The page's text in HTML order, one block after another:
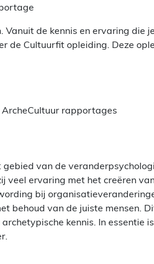
de kennis en ervaring die
de Cultuurfit opleiding. Deze
rapportages
van de
veel ervaring met het creëren
bij
behoud van de juiste mensen.
kennis. In essentie